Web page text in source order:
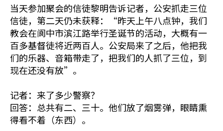
当天参加聚会的信徒黎明告诉记者，公安抓走三位
信徒，第二天仍未获释：“昨天上午八点钟，我们
教会在阆中市滨江路举行圣诞节的活动，大概有一
百多基督徒将近两百人。公安局来了之后，他把我
们的乐器、音箱带走了，把我们的人抓了三位，到
现在还没有放”。
记者：来了多少警察？
回答：总共有二、三十。他们放了烟雾弹，眼睛熏
得看不着（东西）。